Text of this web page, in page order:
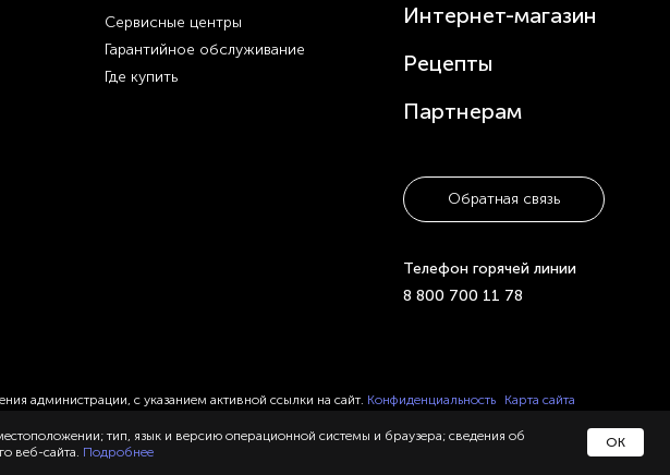
Сервисные центры
Гарантийное обслуживание
Где купить
Интернет-магазин
Рецепты
Партнерам
Обратная связь
Телефон горячей линии
8 800 700 11 78
администрации, с указанием активной ссылки на сайт. Конфиденциальность Карта сайта
тип, язык и версию операционной системы и браузера; сведения об
веб-сайта. Подробнее
ОК